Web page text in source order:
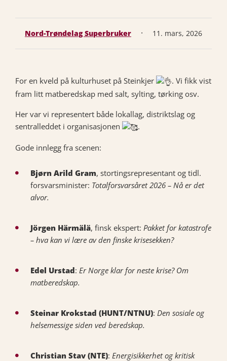
Nord-Trøndelag Superbruker · 11. mars, 2026
For en kveld på kulturhuset på Steinkjer
. Vi fikk vist
fram litt matberedskap med salt, sylting, tørking osv.
Her var vi representert både lokallag, distriktslag og
sentralleddet i organisasjonen
.
Gode innlegg fra scenen:
Bjørn Arild Gram, stortingsrepresentant og tidl.
forsvarsminister: Totalforsvarsåret 2026 – Nå er det
alvor.
Jörgen Härmälä, finsk ekspert: Pakket for katastrofe
– hva kan vi lære av den finske krisesekken?
Edel Urstad: Er Norge klar for neste krise? Om
matberedskap.
Steinar Krokstad (HUNT/NTNU): Den sosiale og
helsemessige siden ved beredskap.
Christian Stav (NTE): Energisikkerhet og kritisk